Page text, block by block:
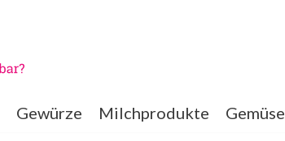
Gewürze Milchprodukte Gemüse